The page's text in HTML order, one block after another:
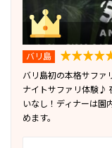
バリ島
バリ島初の本格サファ
ナイトサファリ体験♪
いなし！ディナーは園
めます。